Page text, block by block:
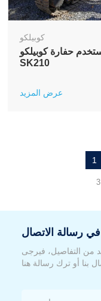
كوبيلكو
حفارة كوبيلكو
SK210
عرض المزيد
1
رسالة الاتصال
من التفاصيل، فيرجى
بنا أو ترك رسالة هنا